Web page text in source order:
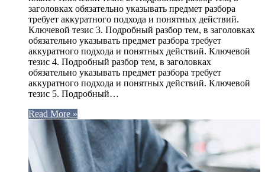
заголовках обязательно указывать предмет разбора
требует аккуратного подхода и понятных действий.
Ключевой тезис 3. Подробный разбор тем, в заголовках
обязательно указывать предмет разбора требует
аккуратного подхода и понятных действий. Ключевой
тезис 4. Подробный разбор тем, в заголовках
обязательно указывать предмет разбора требует
аккуратного подхода и понятных действий. Ключевой
тезис 5. Подробный…
Read More »